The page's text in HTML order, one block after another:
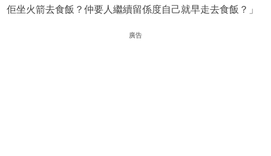
佢坐火箭去食飯？仲要人繼續留係度自己就早走去食飯？」
廣告